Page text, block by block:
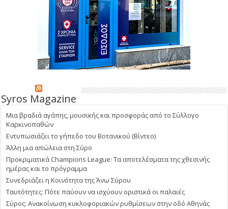
Syros Magazine
Μια βραδιά αγάπης, μουσικής και προσφοράς από το Σύλλογο
Καρκινοπαθών
Εντυπωσιάζει το γήπεδο του Βοτανικού (Βίντεο)
Άλλη μια απώλεια στη Σύρο
Προκριματικά Champions League: Τα αποτελέσματα της χθεσινής
ημέρας και το πρόγραμμα
Συνεδριάζει η Κοινότητα της Άνω Σύρου
Ταυτότητες: Πότε παύουν να ισχύουν οριστικά οι παλαιές
Σύρος: Ανακοίνωση κυκλοφοριακών ρυθμίσεων στην οδό Αθηνάς